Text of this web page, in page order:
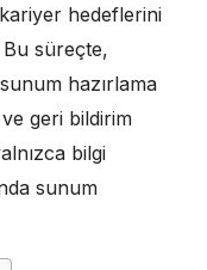
hedeflerini
süreçte,
hazırlama
geri bildirim
bilgi
sunum